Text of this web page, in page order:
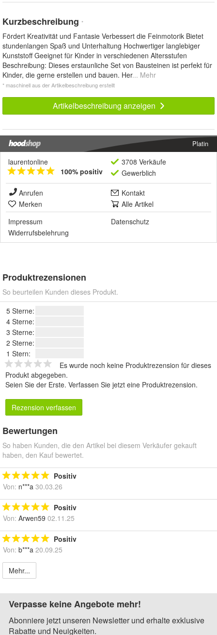
Kurzbeschreibung *
Fördert Kreativität und Fantasie Verbessert die Feinmotorik Bietet
stundenlangen Spaß und Unterhaltung Hochwertiger langlebiger
Kunststoff Geeignet für Kinder in verschiedenen Altersstufen
Beschreibung: Dieses erstaunliche Set von Bausteinen ist perfekt für
Kinder, die gerne erstellen und bauen. Her... Mehr
* maschinell aus der Artikelbeschreibung erstellt
Artikelbeschreibung anzeigen
Platin
laurentonline
100% positiv
3708 Verkäufe
Gewerblich
Anrufen
Kontakt
Merken
Alle Artikel
Impressum
Datenschutz
Widerrufsbelehrung
Produktrezensionen
So beurteilen Kunden dieses Produkt.
5 Sterne:
4 Sterne:
3 Sterne:
2 Sterne:
1 Stern:
Es wurde noch keine Produktrezension für dieses
Produkt abgegeben.
Seien Sie der Erste. Verfassen Sie jetzt eine Produktrezension.
Rezension verfassen
Bewertungen
So haben Kunden, die den Artikel bei diesem Verkäufer gekauft
haben, den Kauf bewertet.
Positiv
Von: n***a 30.03.26
Positiv
Von: Arwen59 02.11.25
Positiv
Von: b***a 20.09.25
Mehr...
Verpasse keine Angebote mehr!
Abonniere jetzt unseren Newsletter und erhalte exklusive
Rabatte und Neuigkeiten.